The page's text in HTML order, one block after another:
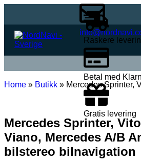
Raskere
Betal med
Gratis levering
Home » Butikk » Mercedes Sprinter,
Mercedes Sprinter,
Viano, Mercedes A/B
bilstereo bilnavigation